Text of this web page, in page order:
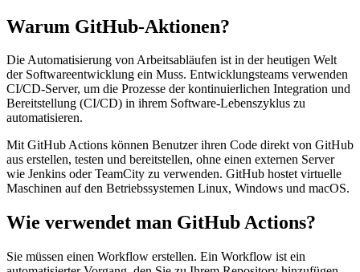
Warum GitHub-Aktionen?
Die Automatisierung von Arbeitsabläufen ist in der heutigen Welt
der Softwareentwicklung ein Muss. Entwicklungsteams verwenden
CI/CD-Server, um die Prozesse der kontinuierlichen Integration und
Bereitstellung (CI/CD) in ihrem Software-Lebenszyklus zu
automatisieren.
Mit GitHub Actions können Benutzer ihren Code direkt von GitHub
aus erstellen, testen und bereitstellen, ohne einen externen Server
wie Jenkins oder TeamCity zu verwenden. GitHub hostet virtuelle
Maschinen auf den Betriebssystemen Linux, Windows und macOS.
Wie verwendet man GitHub Actions?
Sie müssen einen Workflow erstellen. Ein Workflow ist ein